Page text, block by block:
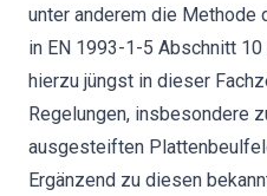
unter anderem die Methode
in EN 1993-1-5 Abschnitt
hierzu jüngst in dieser
Regelungen, insbesondere
ausgesteiften
Ergänzend zu diesen